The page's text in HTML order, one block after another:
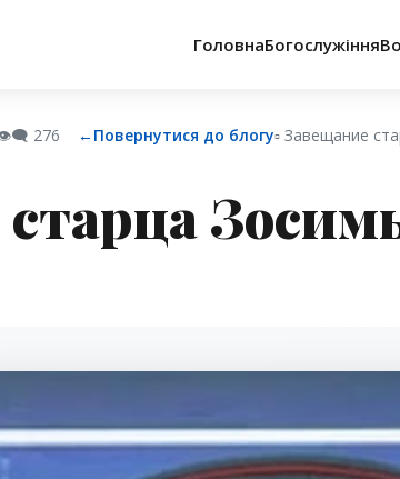
ГоловнаБогослужіння
276 ←Повернутися до блогу▫︎ Завещание